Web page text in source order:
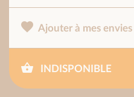
Ajouter à mes envies
INDISPONIBLE